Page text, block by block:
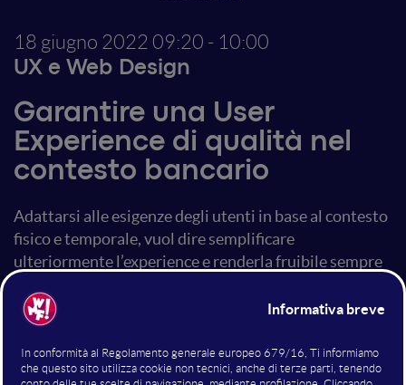
18 giugno 2022 09:20 - 10:00
UX e Web Design
Garantire una User
Experience di qualità nel
contesto bancario
Adattarsi alle esigenze degli utenti in base al contesto
fisico e temporale, vuol dire semplificare
ulteriormente l’experience e renderla fruibile sempre
di usabilità prima e dopo il lancio di nuovi prodotti
permette di approcciarsi in modalità di ascolto attivo
ai bisogni dell’utente: solo in questo modo, è possibile
costruire prodotti che possono rispondere alle